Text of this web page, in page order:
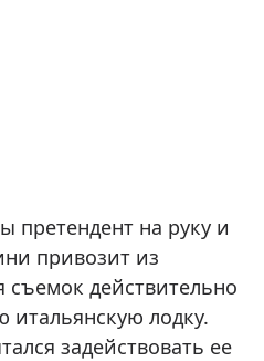
претендент на руку и
привозит из
съемок действительно
итальянскую лодку.
задействовать ее